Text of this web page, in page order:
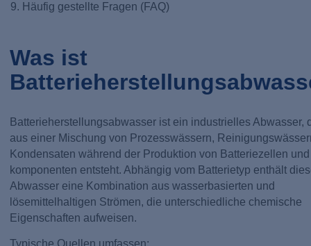
Häufig gestellte Fragen (FAQ)
Was ist
Batterieherstellungsabwasser ist ein industrielles Abwasser,
aus einer Mischung von Prozesswässern,
Kondensaten während der Produktion von Batteriezellen
komponenten entsteht. Abhängig vom Batterietyp enthält
Abwasser eine Kombination aus wasserbasierten und
lösemittelhaltigen Strömen, die unterschiedliche chemische
Eigenschaften aufweisen.